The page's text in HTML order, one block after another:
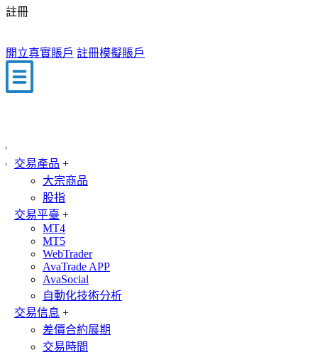
註冊
開立真實賬戶 註冊模擬賬戶
交易產品 +
大宗商品
股指
交易平臺 +
MT4
MT5
WebTrader
AvaTrade APP
AvaSocial
自動化技術分析
交易信息 +
差價合約展期
交易時間